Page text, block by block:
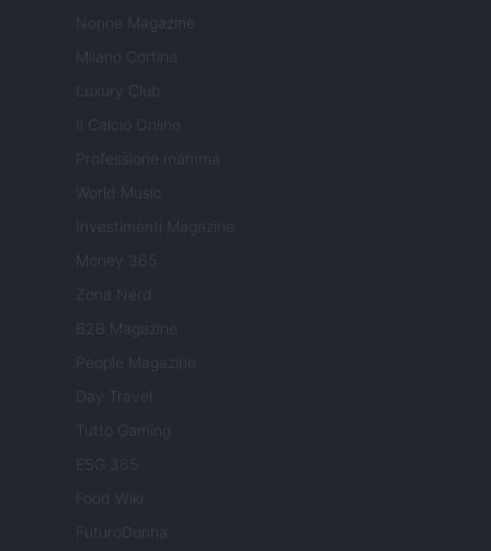
Nonne Magazine
Milano Cortina
Luxury Club
Il Calcio Online
Professione mamma
World Music
Investimenti Magazine
Money 365
Zona Nerd
B2B Magazine
People Magazine
Day Travel
Tutto Gaming
ESG 365
Food Wiki
FuturoDonna